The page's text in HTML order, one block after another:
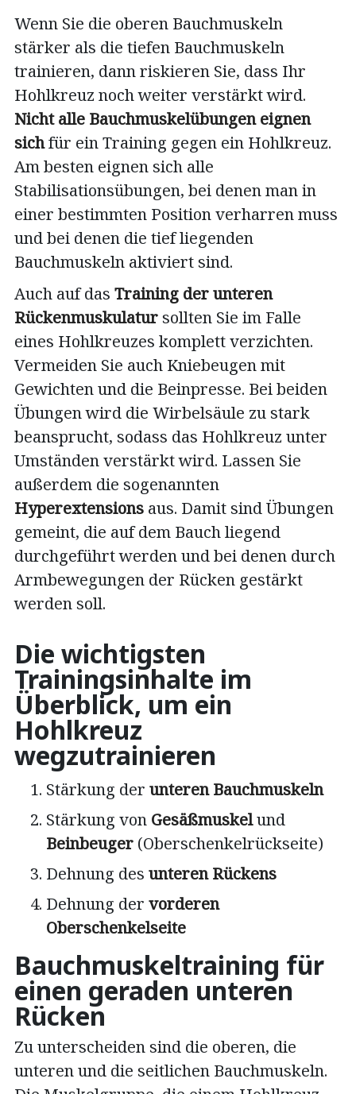
Wenn Sie die oberen Bauchmuskeln
stärker als die tiefen Bauchmuskeln
trainieren, dann riskieren Sie, dass Ihr
Hohlkreuz noch weiter verstärkt wird.
Nicht alle Bauchmuskelübungen eignen
sichfür ein Training gegen ein Hohlkreuz.
Am besten eignen sich alle
Stabilisationsübungen, bei denen man in
einer bestimmten Position verharren muss
und bei denen die tief liegenden
Bauchmuskeln aktiviert sind.
Auch auf das Training der unteren
Rückenmuskulatursollten Sie im Falle
eines Hohlkreuzes komplett verzichten.
Vermeiden Sie auch Kniebeugen mit
Gewichten und die Beinpresse. Bei beiden
Übungen wird die Wirbelsäule zu stark
beansprucht, sodass das Hohlkreuz unter
Umständen verstärkt wird. Lassen Sie
außerdem die sogenannten
Hyperextensions aus. Damit sind Übungen
gemeint, die auf dem Bauch liegend
durchgeführt werden und bei denen durch
Armbewegungen der Rücken gestärkt
werden soll.
Die wichtigsten
Trainingsinhalte im
Überblick, um ein
Hohlkreuz
wegzutrainieren
Stärkung der unteren Bauchmuskeln
Stärkung von Gesäßmuskelund
Beinbeuger (Oberschenkelrückseite)
Dehnung des unteren Rückens
Dehnung der vorderen
Oberschenkelseite
Bauchmuskeltraining für
einen geraden unteren
Rücken
Zu unterscheiden sind die oberen, die
unteren und die seitlichen Bauchmuskeln.